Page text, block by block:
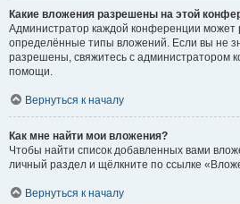
Какие вложения разрешены на этой
Администратор каждой конференции может
определённые типы вложений. Если вы не
разрешены, свяжитесь с администратором
помощи.
Вернуться к началу
Как мне найти мои вложения?
Чтобы найти список добавленных вами
личный раздел и щёлкните по ссылке
Вернуться к началу